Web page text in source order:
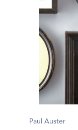
Paul Auster